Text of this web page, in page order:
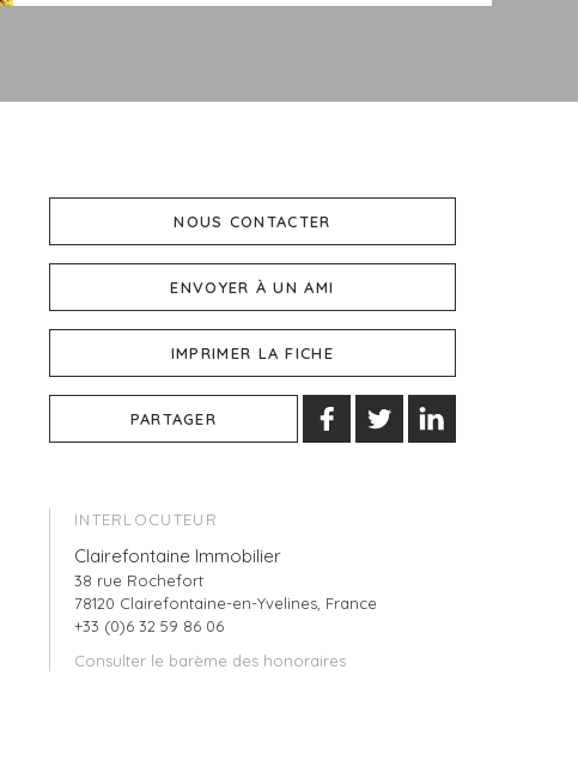
NOUS CONTACTER
ENVOYER À UN AMI
IMPRIMER LA FICHE
PARTAGER
INTERLOCUTEUR
Clairefontaine Immobilier
38 rue Rochefort
78120 Clairefontaine-en-Yvelines, France
+33 (0)6 32 59 86 06
Consulter le barème des honoraires